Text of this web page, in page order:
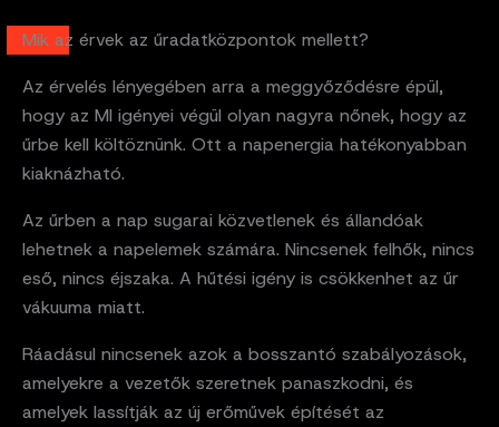
Mik az érvek az űradatközpontok mellett?
Az érvelés lényegében arra a meggyőződésre épül,
hogy az MI igényei végül olyan nagyra nőnek, hogy az
űrbe kell költöznünk. Ott a napenergia hatékonyabban
kiaknázható.
Az űrben a nap sugarai közvetlenek és állandóak
lehetnek a napelemek számára. Nincsenek felhők, nincs
eső, nincs éjszaka. A hűtési igény is csökkenhet az űr
vákuuma miatt.
Ráadásul nincsenek azok a bosszantó szabályozások,
amelyekre a vezetők szeretnek panaszkodni, és
amelyek lassítják az új erőművek építését az